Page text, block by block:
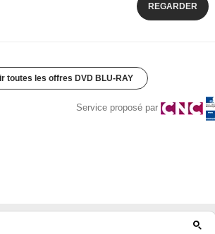
REGARDER
toutes les offres DVD BLU-RAY
Service proposé par